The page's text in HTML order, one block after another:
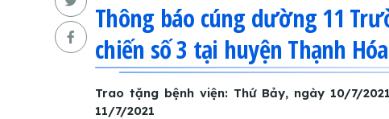
Thông báo cúng dường 11
chiến số 3 tại huyện Thạnh Hóa
Trao tặng bệnh viện: Thứ Bảy, ngày 10/7/
11/7/2021